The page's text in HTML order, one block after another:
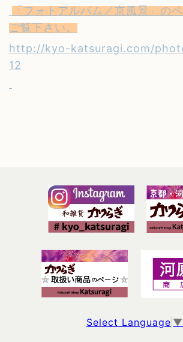
「フォトアルバム／京風景」の
ご覧下さい。
http://kyo-katsuragi.com/
12
Select Language ▼